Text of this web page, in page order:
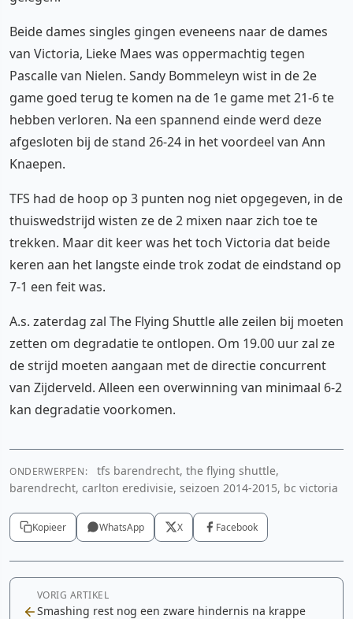
Beide dames singles gingen eveneens naar de dames
van Victoria, Lieke Maes was oppermachtig tegen
Pascalle van Nielen. Sandy Bommeleyn wist in de 2e
game goed terug te komen na de 1e game met 21-6 te
hebben verloren. Na een spannend einde werd deze
afgesloten bij de stand 26-24 in het voordeel van Ann
Knaepen.
TFS had de hoop op 3 punten nog niet opgegeven, in de
thuiswedstrijd wisten ze de 2 mixen naar zich toe te
trekken. Maar dit keer was het toch Victoria dat beide
keren aan het langste einde trok zodat de eindstand op
7-1 een feit was.
A.s. zaterdag zal The Flying Shuttle alle zeilen bij moeten
zetten om degradatie te ontlopen. Om 19.00 uur zal ze
de strijd moeten aangaan met de directie concurrent
van Zijderveld. Alleen een overwinning van minimaal 6-2
kan degradatie voorkomen.
ONDERWERPEN:
tfs barendrecht, the flying shuttle,
barendrecht, carlton eredivisie, seizoen 2014-2015, bc victoria
Kopieer WhatsApp X Facebook
VORIG ARTIKEL
Smashing rest nog een zware hindernis na krappe